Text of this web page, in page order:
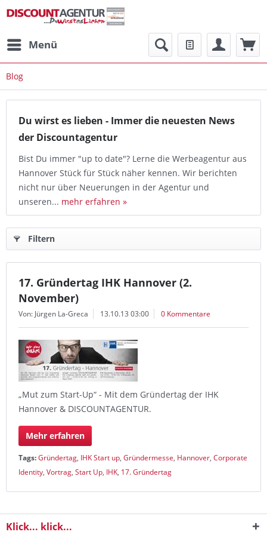
Menü
Blog
Du wirst es lieben - Immer die neuesten News
der Discountagentur
Bist Du immer "up to date"? Lerne die Werbeagentur aus
Hannover Stück für Stück näher kennen. Wir berichten
nicht nur über Neuerungen in der Agentur und
unseren... mehr erfahren »
Filtern
17. Gründertag IHK Hannover (2.
November)
Von: Jürgen La-Greca 13.10.13 03:00 0 Kommentare
„Mut zum Start-Up“ - Mit dem Gründertag der IHK
Hannover & DISCOUNTAGENTUR.
Mehr erfahren
Tags:Gründertag, IHK Start up, Gründermesse, Hannover, Corporate
Identity, Vortrag, Start Up, IHK, 17. Gründertag
Klick... klick...